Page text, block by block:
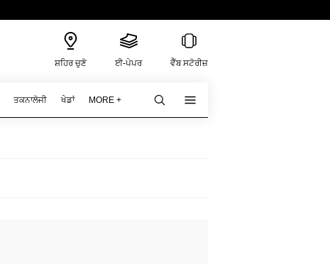
ਸ਼ਹਿਰ ਚੁਣੋ ਈ-ਪੇਪਰ ਵੈੱਬ ਸਟੋਰੀਜ਼
ਤਕਨਾਲੋਜੀ ਖੇਡਾਂ MORE +